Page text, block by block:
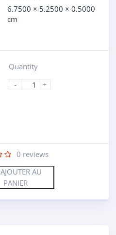
6.7500 × 5.2500 × 0.5000
cm
Quantity
-
+
0 reviews
AJOUTER AU
PANIER